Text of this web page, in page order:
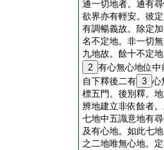
通一切地者。通有
欲界亦有輕安。彼
有調暢義故。除定
名不定地。非一切
九地故。餘十不定
2 有心無心地位
自下釋後二有 3 心
標五門。後別釋。
辨地建立非依餘者
七地中五識意地有
及有心地。如此七
之二地唯無心地。